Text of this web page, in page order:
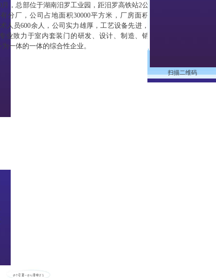
，总部位于湖南汨罗工业园，距汨罗高铁站2公
分厂，公司占地面积30000平方米，厂房面积
人员600余人，公司实力雄厚，工艺设备先进，
业致力于室内套装门的研发、设计、制造、销
一体的一体的综合性企业。
扫描二维码